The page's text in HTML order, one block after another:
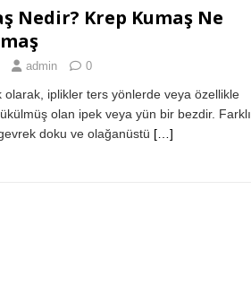
Nedir? Krep Kumaş Ne
admin 0
olarak, iplikler ters yönlerde veya özellikle
olan ipek veya yün bir bezdir. Farklı
doku ve olağanüstü […]